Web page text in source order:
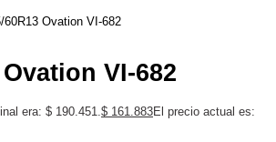
60R13 Ovation VI-682
VI-682
era: $ 190.451. $ 161.883El precio actual es: